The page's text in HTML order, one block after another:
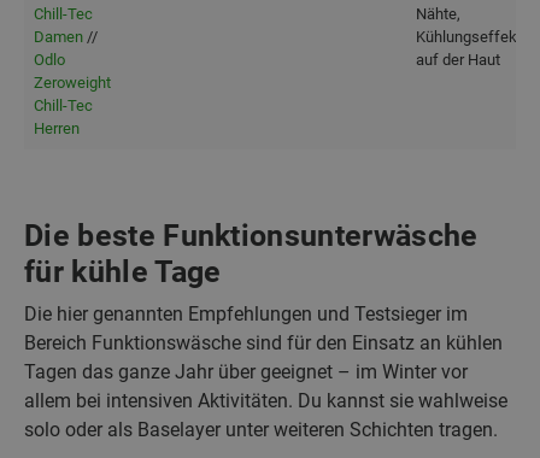
Chill-Tec
Damen //
Odlo
Zeroweight
Chill-Tec
Herren
Nähte,
Kühlungseffekt
auf der Haut
Die beste Funktionsunterwäsche
für kühle Tage
Die hier genannten Empfehlungen und Testsieger im
Bereich Funktionswäsche sind für den Einsatz an kühlen
Tagen das ganze Jahr über geeignet – im Winter vor
allem bei intensiven Aktivitäten. Du kannst sie wahlweise
solo oder als Baselayer unter weiteren Schichten tragen.